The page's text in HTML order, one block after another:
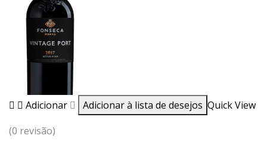
Adicionar Adicionar à lista de desejos Quick View
(0 revisão)